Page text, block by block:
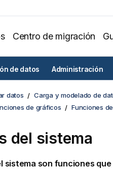
Centro de migración
de datos Administración
datos Carga y modelado de
de gráficos
Funciones
del sistema
sistema son funciones